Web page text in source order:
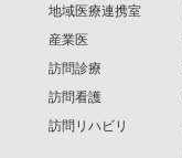
地域医療連携室
産業医
訪問診療
訪問看護
訪問リハビリ